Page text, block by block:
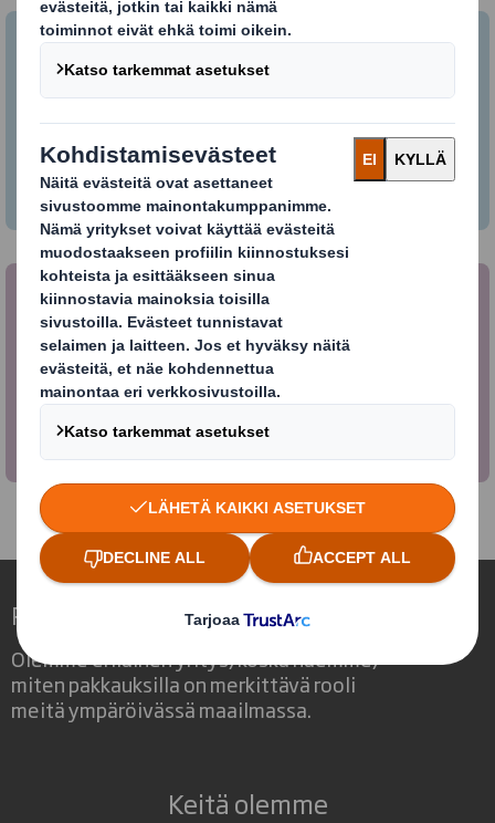
Kuluttajapakkaukset
Tuotteiden tulee erottua kilpailijoiden
tuotteista, sillä noin 70 % ostopäätöksistä
tehdään myymälässä.
Pakkausautomaatio
Pakkaustapahtuman automatisoinnin avulla on
mahdollista lisätä myyntiä, alentaa
kustannuksia ja minimoida riskejä.
Redefining Packaging for a Changing World
Olemme erilainen yritys, koska näemme,
miten pakkauksilla on merkittävä rooli
meitä ympäröivässä maailmassa.
Keitä olemme